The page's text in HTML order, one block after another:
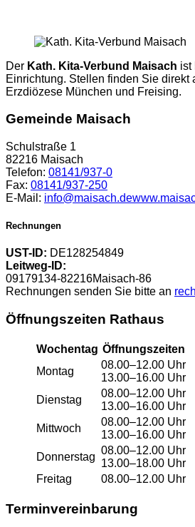
Der Kath. Kita-Verbund Maisach ist
Einrichtung. Stellen finden Sie direkt
Erzdiözese München und Freising.
Gemeinde Maisach
Schulstraße 1
82216 Maisach
Telefon: 08141/937-0
Fax: 08141/937-250
E-Mail: info@maisach.de
Rechnungen
UST-ID: DE128254849
Leitweg-ID:
09179134-82216Maisach-86
Rechnungen senden Sie bitte an
Öffnungszeiten Rathaus
Wochentag Öffnungszeiten
Montag
08.00–12.00 Uhr
13.00–16.00 Uhr
Dienstag
08.00–12.00 Uhr
13.00–16.00 Uhr
Mittwoch
08.00–12.00 Uhr
13.00–16.00 Uhr
Donnerstag
08.00–12.00 Uhr
13.00–18.00 Uhr
Freitag
08.00–12.00 Uhr
Terminvereinbarung